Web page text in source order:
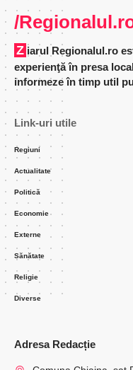
/
Ziarul Regionalul.ro este produsul unei echipe cu
experienţă în presa
informeze în timp util
Link-uri utile
Regiuni
Actualitate
Politică
Economie
Externe
Sănătate
Religie
Diverse
Adresa Redacție